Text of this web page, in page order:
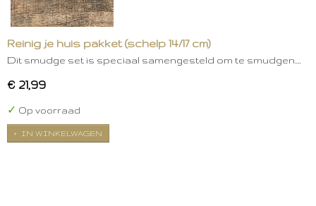
Reinig je huis pakket (schelp 14/17 cm)
Dit smudge set is speciaal samengesteld om te smudgen.…
€ 21,99
✓ Op voorraad
IN WINKELWAGEN